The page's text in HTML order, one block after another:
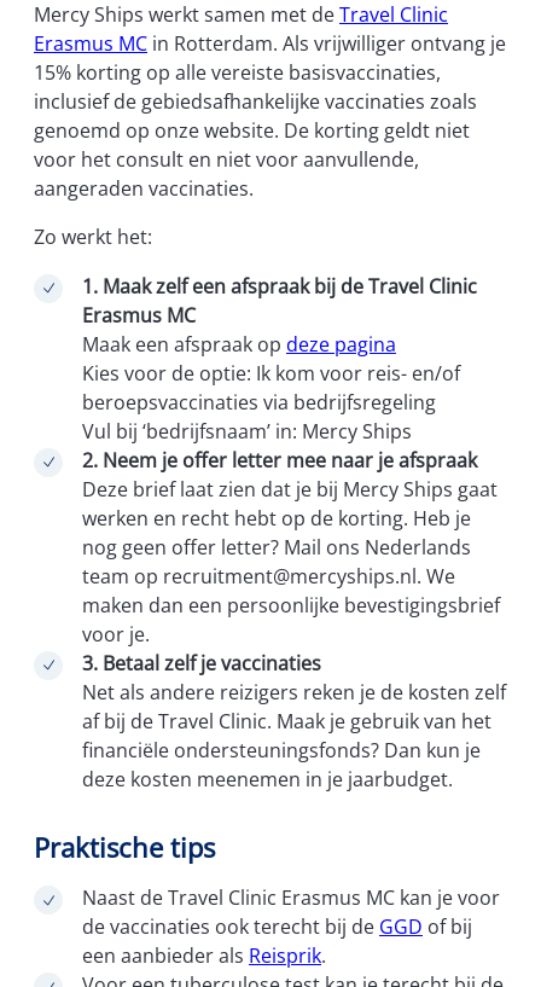
Mercy Ships werkt samen met deTravel Clinic
Erasmus MC in Rotterdam. Als vrijwilliger ontvang je
15% korting op alle vereiste basisvaccinaties,
inclusief de gebiedsafhankelijke vaccinaties zoals
genoemd op onze website. De korting geldt niet
voor het consult en niet voor aanvullende,
aangeraden vaccinaties.
Zo werkt het:
1. Maak zelf een afspraak bij de Travel Clinic
Erasmus MC
Maak een afspraak op deze pagina
Kies voor de optie: Ik kom voor reis- en/of
beroepsvaccinaties via bedrijfsregeling
Vul bij ‘bedrijfsnaam’ in: Mercy Ships
2. Neem je offer letter mee naar je afspraak
Deze brief laat zien dat je bij Mercy Ships gaat
werken en recht hebt op de korting. Heb je
nog geen offer letter? Mail ons Nederlands
team op recruitment@mercyships.nl. We
maken dan een persoonlijke bevestigingsbrief
voor je.
3. Betaal zelf je vaccinaties
Net als andere reizigers reken je de kosten zelf
af bij de Travel Clinic. Maak je gebruik van het
financiële ondersteuningsfonds? Dan kun je
deze kosten meenemen in je jaarbudget.
Praktische tips
Naast de Travel Clinic Erasmus MC kan je voor
de vaccinaties ook terecht bij de GGD of bij
een aanbieder als Reisprik.